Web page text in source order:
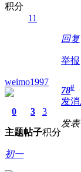
积分
11
回复
举报
weimo1997
0
主题
3
帖子
3
积分
初一
78#
发消
发表